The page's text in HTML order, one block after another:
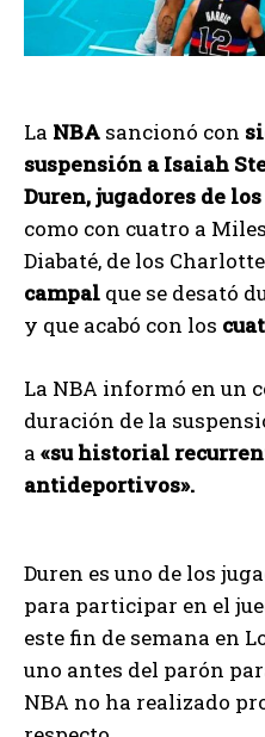
La NBA sancionó con
suspensión a Isaiah
Duren, jugadores de
como con cuatro a
Diabaté, de los
campal que se desató
y que acabó con los
La NBA informó en un
duración de la
a «su historial
antideportivos».
Duren es uno de los
para participar en el
este fin de semana en
uno antes del parón
NBA no ha realizado